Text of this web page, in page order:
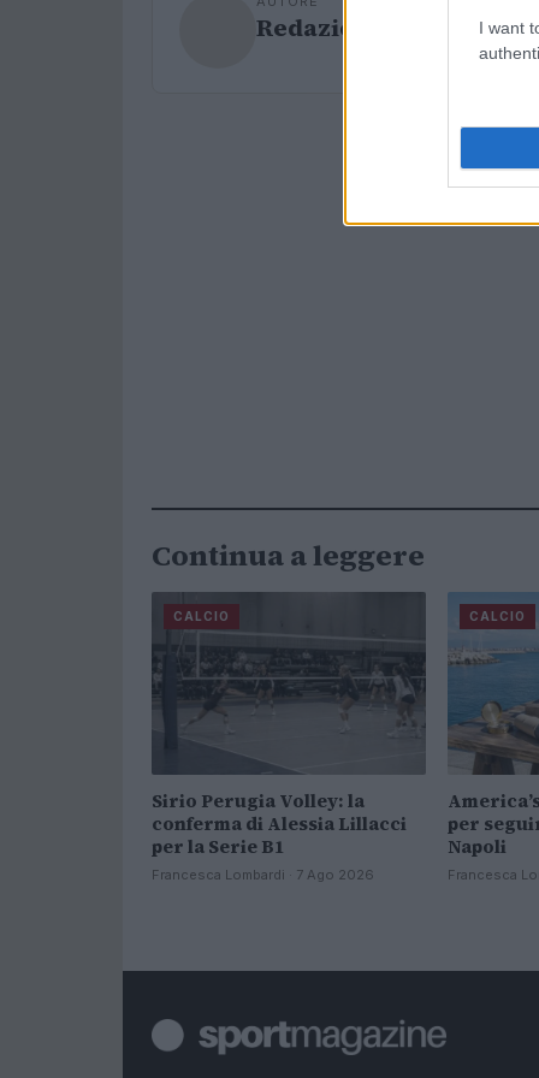
I want
Redazione Sport
Continua a leggere
CALCIO
Sirio Perugia Volley: la
conferma di Alessia Lillacci
per la Serie B1
Francesca Lombardi · 7 Ago 2026
CALCIO
per
Napoli
Francesca